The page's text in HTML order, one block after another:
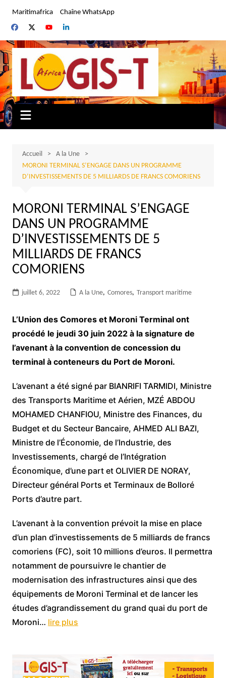
contenu
Maritimafrica Chaîne WhatsApp
Accueil
A la Une
MORONI TERMINAL S’ENGAGE DANS UN PROGRAMME
D’INVESTISSEMENTS DE 5 MILLIARDS DE FRANCS COMORIENS
MORONI TERMINAL S’ENGAGE
DANS UN PROGRAMME
D’INVESTISSEMENTS DE 5
MILLIARDS DE FRANCS
COMORIENS
juillet 6, 2022 A la Une, Comores, Transport maritime
L’Union des Comores et Moroni Terminal ont
procédé le jeudi 30 juin 2022 à la signature de
l’avenant à la convention de concession du
terminal à conteneurs du Port de Moroni.
L’avenant a été signé par BIANRIFI TARMIDI, Ministre
des Transports Maritime et Aérien, MZÉ ABDOU
MOHAMED CHANFIOU, Ministre des Finances, du
Budget et du Secteur Bancaire, AHMED ALI BAZI,
Ministre de l’Économie, de l’Industrie, des
Investissements, chargé de l’Intégration
Économique, d’une part et OLIVIER DE NORAY,
Directeur général Ports et Terminaux de Bolloré
Ports d’autre part.
L’avenant à la convention prévoit la mise en place
d’un plan d’investissements de 5 milliards de francs
comoriens (FC), soit 10 millions d’euros. Il permettra
notamment de poursuivre le chantier de
modernisation des infrastructures ainsi que des
équipements de Moroni Terminal et de lancer les
études d’agrandissement du grand quai du port de
Moroni… lire plus